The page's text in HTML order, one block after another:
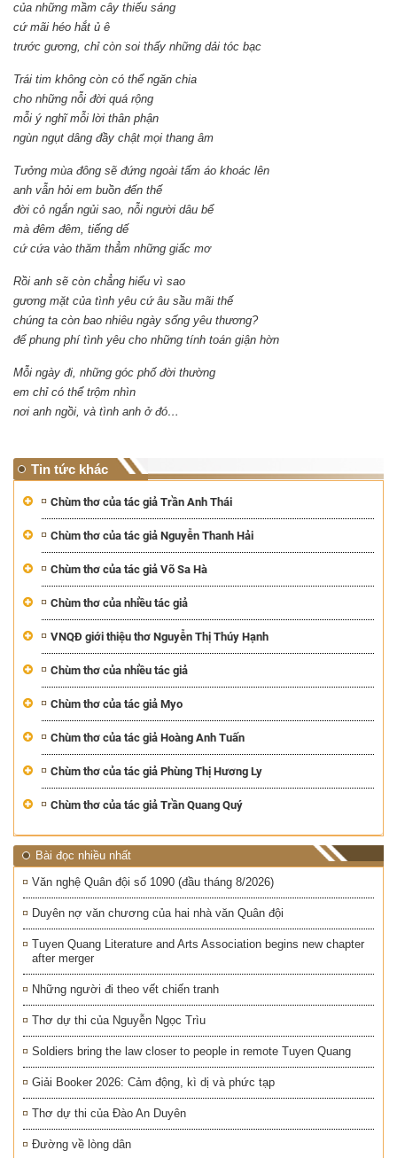
của những mầm cây thiếu sáng
cứ mãi héo hắt ủ ê
trước gương, chỉ còn soi thấy những dải tóc bạc
Trái tim không còn có thể ngăn chia
cho những nỗi đời quá rộng
mỗi ý nghĩ mỗi lời thân phận
ngùn ngụt dâng đầy chật mọi thang âm
Tưởng mùa đông sẽ đứng ngoài tấm áo khoác lên
anh vẫn hỏi em buồn đến thế
đời cỏ ngắn ngủi sao, nỗi người dâu bể
mà đêm đêm, tiếng dế
cứ cứa vào thăm thẳm những giấc mơ
Rồi anh sẽ còn chẳng hiểu vì sao
gương mặt của tình yêu cứ âu sầu mãi thế
chúng ta còn bao nhiêu ngày sống yêu thương?
để phung phí tình yêu cho những tính toán giận hờn
Mỗi ngày đi, những góc phố đời thường
em chỉ có thể trộm nhìn
nơi anh ngồi, và tình anh ở đó…
Tin tức khác
Chùm thơ của tác giả Trần Anh Thái
Chùm thơ của tác giả Nguyễn Thanh Hải
Chùm thơ của tác giả Võ Sa Hà
Chùm thơ của nhiều tác giả
VNQĐ giới thiệu thơ Nguyễn Thị Thúy Hạnh
Chùm thơ của nhiều tác giả
Chùm thơ của tác giả Myo
Chùm thơ của tác giả Hoàng Anh Tuấn
Chùm thơ của tác giả Phùng Thị Hương Ly
Chùm thơ của tác giả Trần Quang Quý
Bài đọc nhiều nhất
Văn nghệ Quân đội số 1090 (đầu tháng 8/2026)
Duyên nợ văn chương của hai nhà văn Quân đội
Tuyen Quang Literature and Arts Association begins new chapter
after merger
Những người đi theo vết chiến tranh
Thơ dự thi của Nguyễn Ngọc Trìu
Soldiers bring the law closer to people in remote Tuyen Quang
Giải Booker 2026: Cảm động, kì dị và phức tạp
Thơ dự thi của Đào An Duyên
Đường về lòng dân